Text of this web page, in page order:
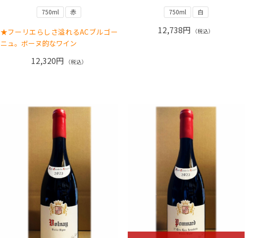
750ml 赤
★フーリエらしさ溢れるACブルゴー
ニュ。ボーヌ的なワイン
12,320円 （税込）
750ml 白
12,738円 （税込）